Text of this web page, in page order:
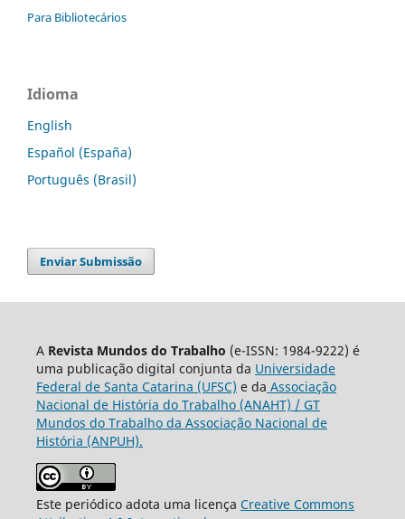
Para Bibliotecários
Idioma
English
Español (España)
Português (Brasil)
Enviar Submissão
A Revista Mundos do Trabalho (e-ISSN: 1984-9222) é
uma publicação digital conjunta da Universidade
Federal de Santa Catarina (UFSC) e da Associação
Nacional de História do Trabalho (ANAHT) / GT
Mundos do Trabalho da Associação Nacional de
História (ANPUH).
Este periódico adota uma licença Creative Commons